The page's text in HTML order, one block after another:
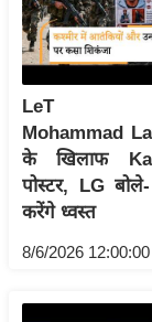
ब
ज
खे
ल
क्रि
के
LeT
Mohammad
के खिलाफ
पोस्टर, LG
करेंगे ध्वस्त
8/6/2026